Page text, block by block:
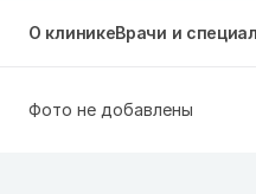
О клиникеВрачи и
Фото не добавлены